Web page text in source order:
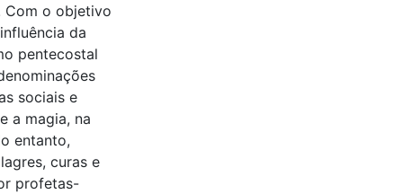
Com o objetivo
da
pentecostal
sociais e
a magia, na
entanto,
curas e
profetas-